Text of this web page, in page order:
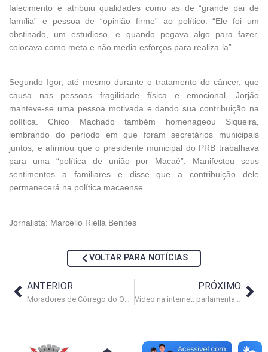
falecimento e atribuiu qualidades como as de “grande pai de
família” e pessoa de “opinião firme” ao político. “Ele foi um
obstinado, um estudioso, e quando pegava algo para fazer,
colocava como meta e não media esforços para realiza-la”.
Segundo Igor, até mesmo durante o tratamento do câncer, que
causa nas pessoas fragilidade física e emocional, Jorjão
manteve-se uma pessoa motivada e dando sua contribuição na
política. Chico Machado também homenageou Siqueira,
lembrando do período em que foram secretários municipais
juntos, e afirmou que o presidente municipal do PRB trabalhava
para uma “política de união por Macaé”. Manifestou seus
sentimentos a familiares e disse que a contribuição dele
permanecerá na política macaense.
Jornalista: Marcello Riella Benites
VOLTAR PARA NOTÍCIAS
ANTERIOR PRÓXIMO